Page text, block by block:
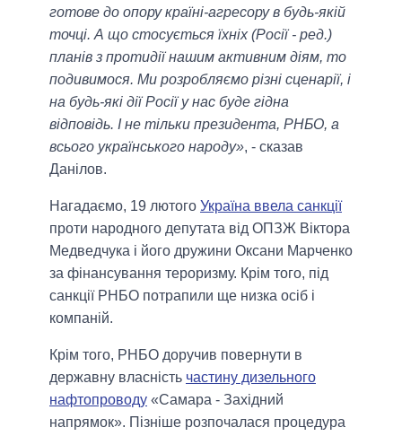
готове до опору країні-агресору в будь-якій
точці. А що стосується їхніх (Росії - ред.)
планів з протидії нашим активним діям, то
подивимося. Ми розробляємо різні сценарії, і
на будь-які дії Росії у нас буде гідна
відповідь. І не тільки президента, РНБО, а
всього українського народу», - сказав
Данілов.
Нагадаємо, 19 лютого Україна ввела санкції
проти народного депутата від ОПЗЖ Віктора
Медведчука і його дружини Оксани Марченко
за фінансування тероризму. Крім того, під
санкції РНБО потрапили ще низка осіб і
компаній.
Крім того, РНБО доручив повернути в
державну власність частину дизельного
нафтопроводу «Самара - Західний
напрямок». Пізніше розпочалася процедура